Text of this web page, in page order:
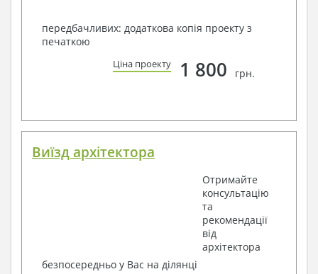
передбачливих: додаткова копія проекту з
печаткою
Ціна проекту 1 800 грн.
Виїзд архітектора
Отримайте
консультацію
та
рекомендації
від
архітектора
безпосередньо у Вас на ділянці